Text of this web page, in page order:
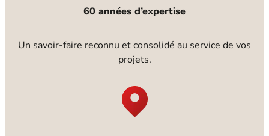
60 années d’expertise
Un savoir-faire reconnu et consolidé au service de vos
projets.